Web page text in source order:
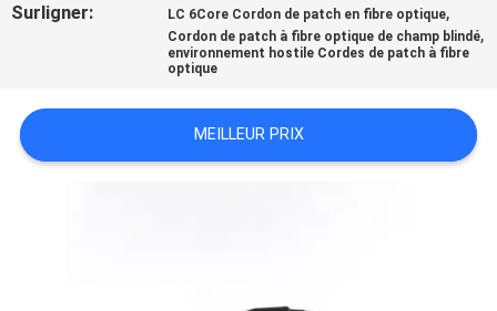
CITATION
Surligner: LC 6Core Cordon de patch en fibre optique,
Cordon de patch à fibre optique de champ blindé,
environnement hostile Cordes de patch à fibre
optique
MEILLEUR PRIX